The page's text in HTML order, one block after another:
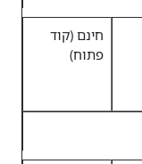
חינם (קוד
פתוח)